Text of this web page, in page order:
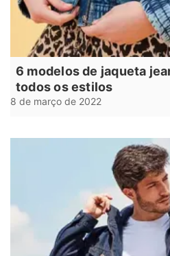
6 modelos de jaqueta
todos os estilos
8 de março de 2022